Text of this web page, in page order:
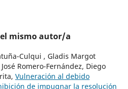
mismo autor/a
Culqui , Gladis Margot
Romero-Fernández, Diego
Vulneración al debido
de impugnar la resolución